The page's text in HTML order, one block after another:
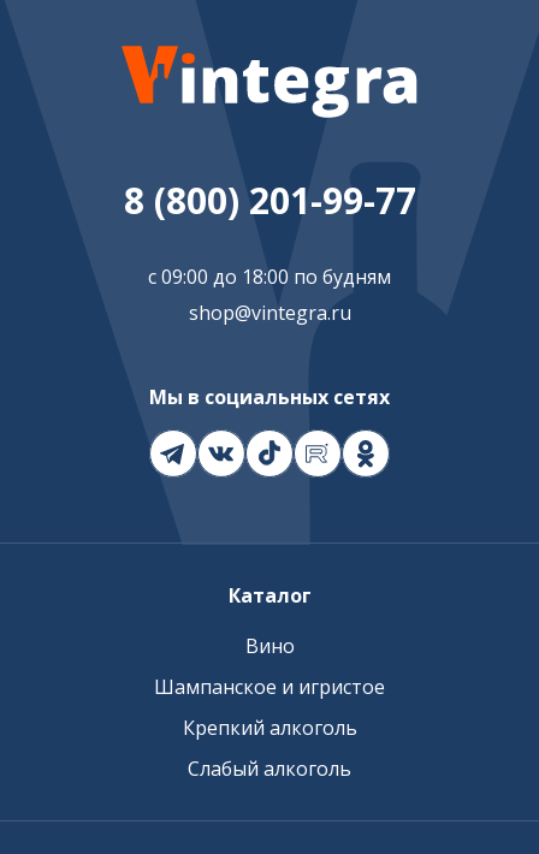
8 (800) 201-99-77
с 09:00 до 18:00 по будням
shop@vintegra.ru
Мы в социальных сетях
Каталог
Вино
Шампанское и игристое
Крепкий алкоголь
Слабый алкоголь